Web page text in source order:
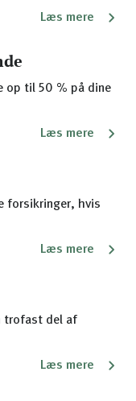
Læs mere
op til 50 % på dine
Læs mere
forsikringer, hvis
Læs mere
trofast del af
Læs mere